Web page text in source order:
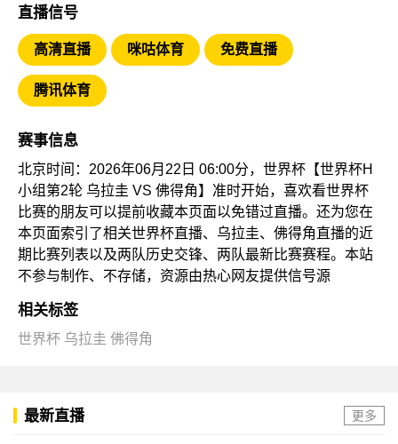
直播信号
高清直播 咪咕体育 免费直播
腾讯体育
赛事信息
北京时间：2026年06月22日 06:00分，世界杯【世界杯H
小组第2轮 乌拉圭 VS 佛得角】准时开始，喜欢看世界杯
比赛的朋友可以提前收藏本页面以免错过直播。还为您在
本页面索引了相关世界杯直播、乌拉圭、佛得角直播的近
期比赛列表以及两队历史交锋、两队最新比赛赛程。本站
不参与制作、不存储，资源由热心网友提供信号源
相关标签
世界杯 乌拉圭 佛得角
最新直播 更多